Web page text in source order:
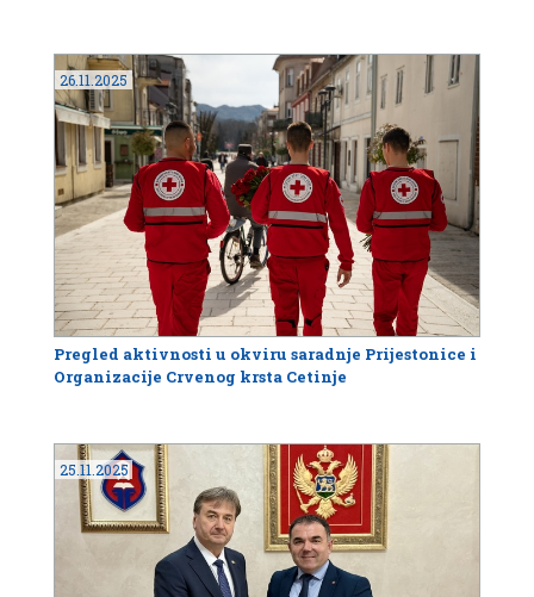
26.11.2025
Pregled aktivnosti u okviru saradnje Prijestonice i
Organizacije Crvenog krsta Cetinje
25.11.2025